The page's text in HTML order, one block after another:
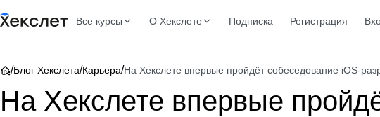
Все курсы О Хекслете Подписка Регистрация
/Блог Хекслета/Карьера/На Хекслете впервые пройдёт собеседование iOS-
На Хекслете впервые